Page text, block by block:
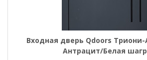
Входная дверь Qdoors
Антрацит/Белая